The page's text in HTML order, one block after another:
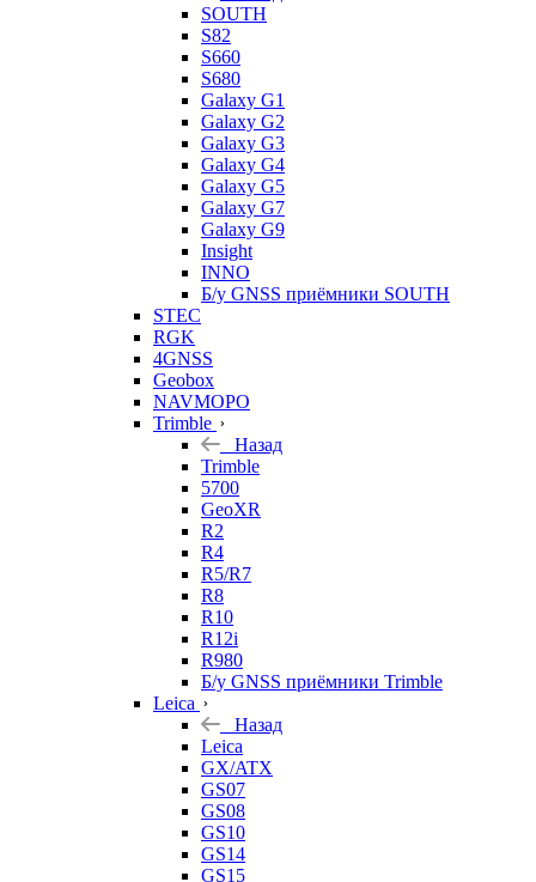
SOUTH
S82
S660
S680
Galaxy G1
Galaxy G2
Galaxy G3
Galaxy G4
Galaxy G5
Galaxy G7
Galaxy G9
Insight
INNO
Б/у GNSS приёмники SOUTH
STEC
RGK
4GNSS
Geobox
NAVMOPO
Trimble
Назад
Trimble
5700
GeoXR
R2
R4
R5/R7
R8
R10
R12i
R980
Б/у GNSS приёмники Trimble
Leica
Назад
Leica
GX/ATX
GS07
GS08
GS10
GS14
GS15